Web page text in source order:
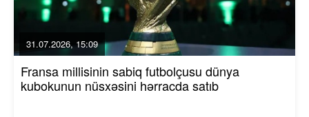
31.07.2026, 15:09
Fransa millisinin sabiq futbolçusu dünya
kubokunun nüsxəsini hərracda satıb